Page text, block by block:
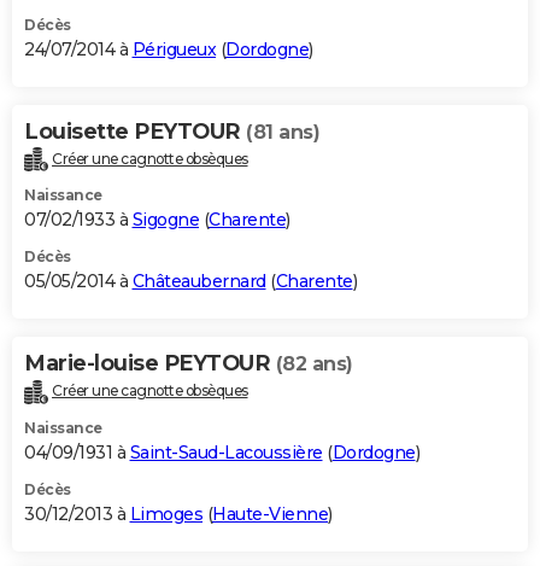
Décès
24/07/2014 à Périgueux (Dordogne)
Louisette PEYTOUR (81 ans)
Créer une cagnotte obsèques
Naissance
07/02/1933 à Sigogne (Charente)
Décès
05/05/2014 à Châteaubernard (Charente)
Marie-louise PEYTOUR (82 ans)
Créer une cagnotte obsèques
Naissance
04/09/1931 à Saint-Saud-Lacoussière (Dordogne)
Décès
30/12/2013 à Limoges (Haute-Vienne)